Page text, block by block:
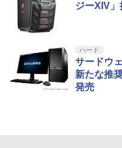
ジーXIV」
ハード
サードウ
新たな推
発売